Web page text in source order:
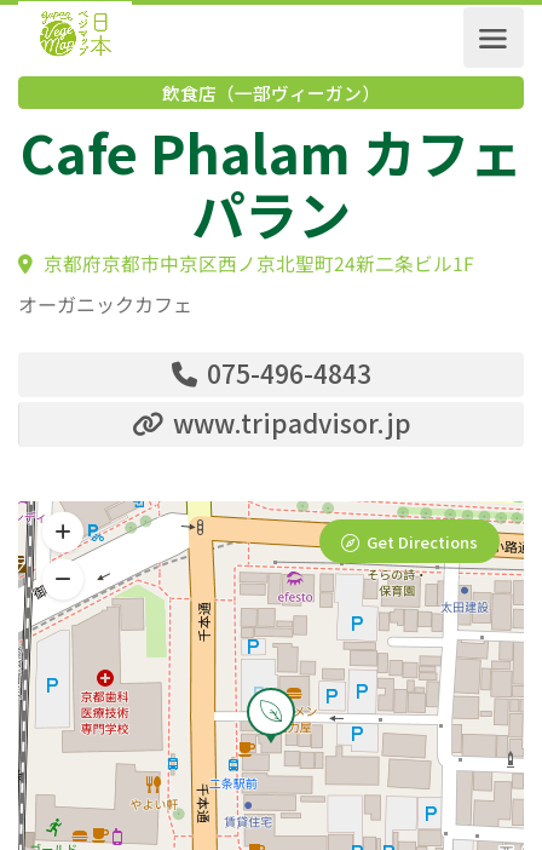
飲食店（一部ヴィーガン）
Cafe Phalam カフ
パラン
オーガニックカフェ
075-496-4843
www.tripadvisor.jp
Get Directions